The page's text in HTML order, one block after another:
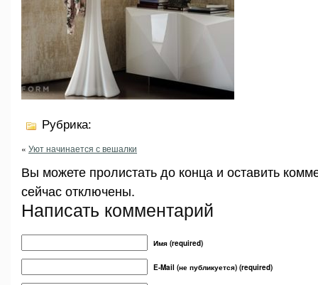
Рубрика:
« Уют начинается с вешалки
Вы можете пролистать до конца и оставить
сейчас отключены.
Написать комментарий
Имя (required)
E-Mail (не публикуется) (required)